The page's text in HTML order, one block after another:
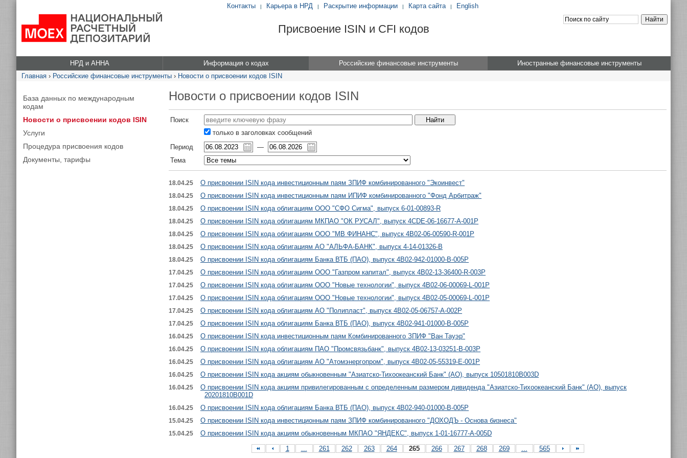
Контакты | Карьера в НРД | Раскрытие информации | Карта сайта | English
Присвоение ISIN и CFI кодов
НРД и АННА Информация о кодах Российские финансовые инструменты
Иностранные финансовые инструменты
Главная › Российские финансовые инструменты › Новости о присвоении кодов ISIN
База данных по международным
кодам
Новости о присвоении кодов ISIN
Услуги
Процедура присвоения кодов
Документы, тарифы
Новости о присвоении кодов ISIN
Поиск
только в заголовках сообщений
Период
—
Тема
18.04.25 О присвоении ISIN кода инвестиционным паям ЗПИФ комбинированного "Экоинвест"
18.04.25 О присвоении ISIN кода инвестиционным паям ИПИФ комбинированного "Фонд Арбитраж"
18.04.25 О присвоении ISIN кода облигациям ООО "СФО Сигма", выпуск 6-01-00893-R
18.04.25 О присвоении ISIN кода облигациям МКПАО "ОК РУСАЛ", выпуск 4CDE-06-16677-A-001P
18.04.25 О присвоении ISIN кода облигациям ООО "МВ ФИНАНС", выпуск 4B02-06-00590-R-001P
18.04.25 О присвоении ISIN кода облигациям АО "АЛЬФА-БАНК", выпуск 4-14-01326-B
18.04.25 О присвоении ISIN кода облигациям Банка ВТБ (ПАО), выпуск 4B02-942-01000-B-005P
17.04.25 О присвоении ISIN кода облигациям ООО "Газпром капитал", выпуск 4B02-13-36400-R-003P
17.04.25 О присвоении ISIN кода облигациям ООО "Новые технологии", выпуск 4B02-06-00069-L-001P
17.04.25 О присвоении ISIN кода облигациям ООО "Новые технологии", выпуск 4B02-05-00069-L-001P
17.04.25 О присвоении ISIN кода облигациям АО "Полипласт", выпуск 4B02-05-06757-A-002P
17.04.25 О присвоении ISIN кода облигациям Банка ВТБ (ПАО), выпуск 4B02-941-01000-B-005P
16.04.25 О присвоении ISIN кода инвестиционным паям Комбинированного ЗПИФ "Ван Тауэр"
16.04.25 О присвоении ISIN кода облигациям ПАО "Промсвязьбанк", выпуск 4B02-13-03251-B-003P
16.04.25 О присвоении ISIN кода облигациям АО "Атомэнергопром", выпуск 4B02-05-55319-E-001P
16.04.25 О присвоении ISIN кода акциям обыкновенным "Азиатско-Тихоокеанский Банк" (АО), выпуск 10501810B003D
16.04.25
О присвоении ISIN кода акциям привилегированным с определенным размером дивиденда "Азиатско-Тихоокеанский Банк" (АО), выпуск
20201810B001D
16.04.25 О присвоении ISIN кода облигациям Банка ВТБ (ПАО), выпуск 4B02-940-01000-B-005P
15.04.25 О присвоении ISIN кода инвестиционным паям ЗПИФ комбинированного "ДОХОДЪ - Основа бизнеса"
15.04.25
О присвоении ISIN кода акциям обыкновенным МКПАО "ЯНДЕКС", выпуск 1-01-16777-A-005D
1
... 261 262 263 264 265 266 267 268 269 ... 565